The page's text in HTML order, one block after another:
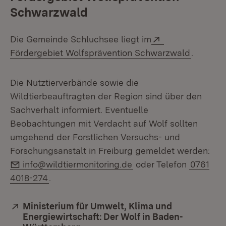
Schwarzwald
Die Gemeinde Schluchsee liegt im
Fördergebiet Wolfsprävention Schwarzwald
Die Nutztierverbände sowie die
Wildtierbeauftragten der Region sind über den
Sachverhalt informiert. Eventuelle
Beobachtungen mit Verdacht auf Wolf sollten
umgehend der Forstlichen Versuchs- und
Forschungsanstalt in Freiburg gemeldet werden:
E-Mail:
info@wildtiermonitoring.de oder Telefon 0761
4018-274
Extern:
Ministerium für Umwelt, Klima und
Energiewirtschaft: Der Wolf in Baden-